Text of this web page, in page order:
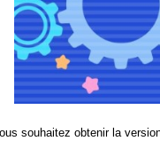
souhaitez obtenir la